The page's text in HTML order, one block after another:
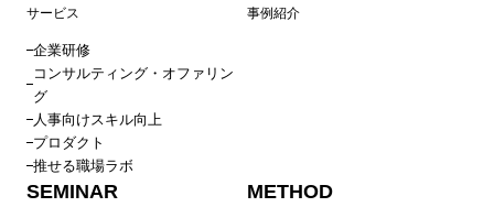
サービス
企業研修
コンサルティング・オファリン
グ
人事向けスキル向上
プロダクト
推せる職場ラボ
事例紹介
SEMINAR METHOD